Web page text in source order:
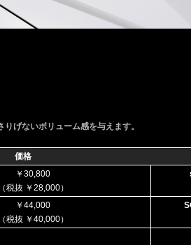
げないボリューム感を与えます。
価格
￥30,800
（税抜 ￥28,000）
￥44,000
（税抜 ￥40,000）